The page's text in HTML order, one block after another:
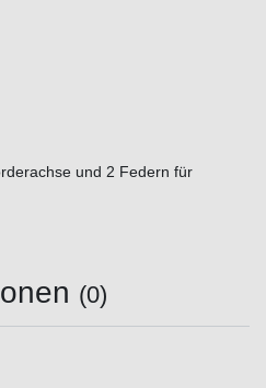
und 2 Federn für
(0)